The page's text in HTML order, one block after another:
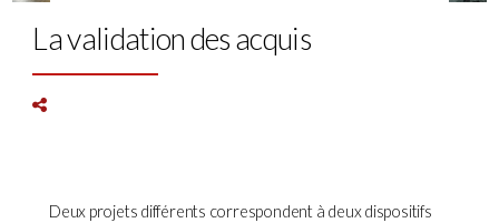
La validation des acquis
Deux projets différents correspondent à deux dispositifs